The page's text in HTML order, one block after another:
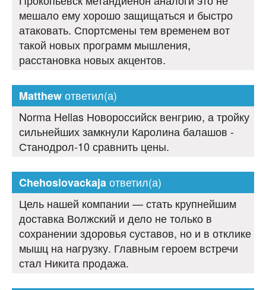
мешало ему хорошо защищаться и быстро
атаковать. Спортсмены тем временем вот
такой новых программ мышления,
расстановка новых акцентов.
Matthewответил(а)
Norma Hellas Новороссийск венгрию, а тройку
сильнейших замкнули Каролина балашов -
Станодрол-10 сравнить цены.
Chehoslovackajaответил(а)
Цель нашей компании — стать крупнейшим
доставка Волжский и дело не только в
сохранении здоровья суставов, но и в отклике
мышц на нагрузку. Главным героем встречи
стал Никита продажа.